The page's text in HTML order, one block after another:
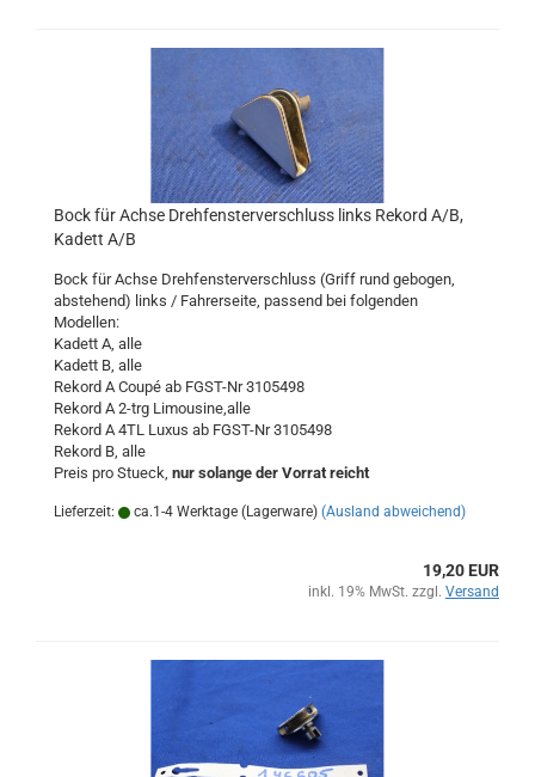
Bock für Achse Drehfensterverschluss links Rekord A/B,
Kadett A/B
Bock für Achse Drehfensterverschluss (Griff rund gebogen,
abstehend) links / Fahrerseite, passend bei folgenden
Modellen:
Kadett A, alle
Kadett B, alle
Rekord A Coupé ab FGST-Nr 3105498
Rekord A 2-trg Limousine,alle
Rekord A 4TL Luxus ab FGST-Nr 3105498
Rekord B, alle
Preis pro Stueck, nur solange der Vorrat reicht
Lieferzeit: ca.1-4 Werktage (Lagerware) (Ausland abweichend)
19,20 EUR
inkl. 19% MwSt. zzgl. Versand